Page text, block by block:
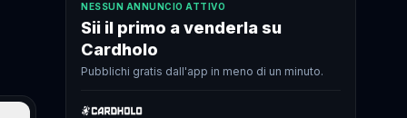
NESSUN ANNUNCIO ATTIVO
Sii il primo a venderla su
Cardholo
Pubblichi gratis dall'app in meno di un minuto.